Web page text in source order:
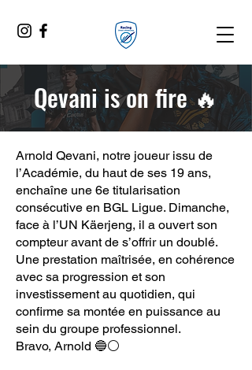
Qevani is on fire 🔥
Arnold Qevani, notre joueur issu de
l’Académie, du haut de ses 19 ans,
enchaîne une 6e titularisation
consécutive en BGL Ligue. Dimanche,
face à l’UN Käerjeng, il a ouvert son
compteur avant de s’offrir un doublé.
Une prestation maîtrisée, en cohérence
avec sa progression et son
investissement au quotidien, qui
confirme sa montée en puissance au
sein du groupe professionnel.
Bravo, Arnold 🔵⚪